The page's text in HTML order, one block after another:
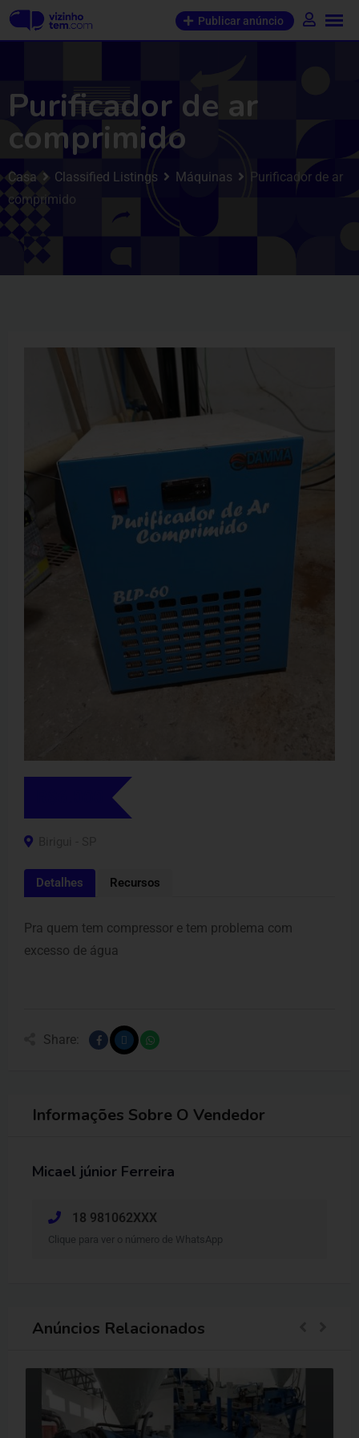
Publicar anúncio
Purificador de ar
comprimido
Casa Classified Listings Máquinas
Purificador de ar
comprimido
Detalhes Recursos
Pra quem tem compressor e tem problema com
excesso de água
Share:
Informações Sobre O Vendedor
Micael júnior Ferreira
18 981062XXX
Clique para ver o número de WhatsApp
Anúncios Relacionados